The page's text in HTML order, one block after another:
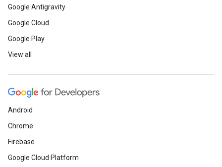
Google Antigravity
Google Cloud
Google Play
View all
Android
Chrome
Firebase
Google Cloud Platform